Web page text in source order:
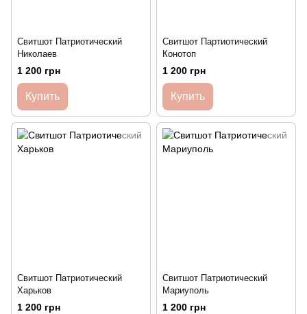
Свитшот Патриотический
Николаев
1 200 грн
Купить
Свитшот Партиотический
Конотоп
1 200 грн
Купить
Свитшот Патриотический
Харьков
1 200 грн
Свитшот Патриотический
Мариуполь
1 200 грн